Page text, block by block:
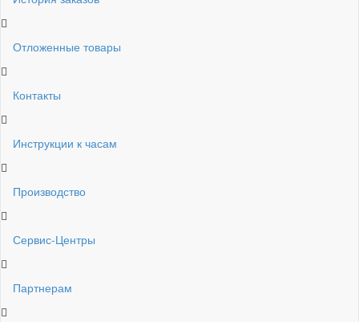
Отложенные товары
Контакты
Инструкции к часам
Производство
Сервис-Центры
Партнерам